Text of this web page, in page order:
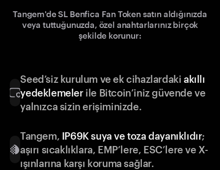
Tangem'de SL Benfica Fan Token satın aldığınızda
veya tuttuğunuzda, özel anahtarlarınız birçok
şekilde korunur:
Seed’siz kurulum ve ek cihazlardakiakıllı
yedeklemelerile Bitcoin’iniz güvende ve
yalnızca sizin erişiminizde.
Tangem, IP69K suya ve toza dayanıklıdır;
aşırı sıcaklıklara, EMP’lere, ESC’lere ve X-
ışınlarına karşı koruma sağlar.